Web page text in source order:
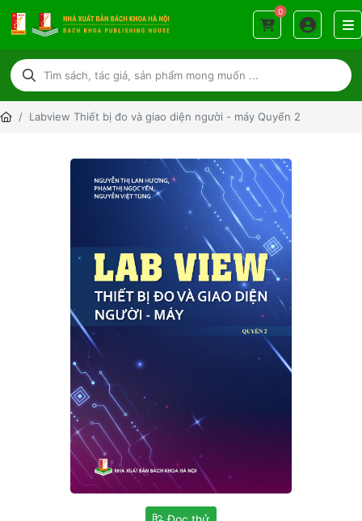
0
Labview Thiết bị đo và giao diện người - máy Quyển 2